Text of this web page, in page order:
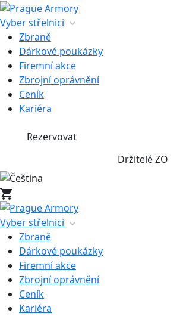
Vyber střelnici
Zbraně
Dárkové poukázky
Firemní akce
Zbrojní oprávnění
Ceník
Kariéra
Rezervovat
Držitelé ZO
Vyber střelnici
Zbraně
Dárkové poukázky
Firemní akce
Zbrojní oprávnění
Ceník
Kariéra